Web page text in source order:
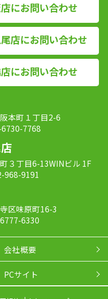
にお問い合わせ
店にお問い合わせ
にお問い合わせ
本町１丁目2-6
6730-7768
３丁目6-13WINビル 1F
968-9191
区味原町16-3
6330
会社概要
PCサイト